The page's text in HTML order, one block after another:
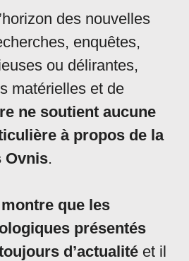
des nouvelles
enquêtes,
ou délirantes,
matérielles et de
ne soutient aucune
à propos de la
Ovnis.
que les
présentés
d’actualité et il